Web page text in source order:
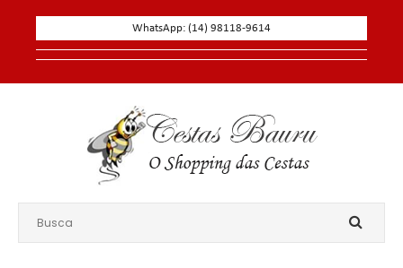
WhatsApp: (14) 98118-9614